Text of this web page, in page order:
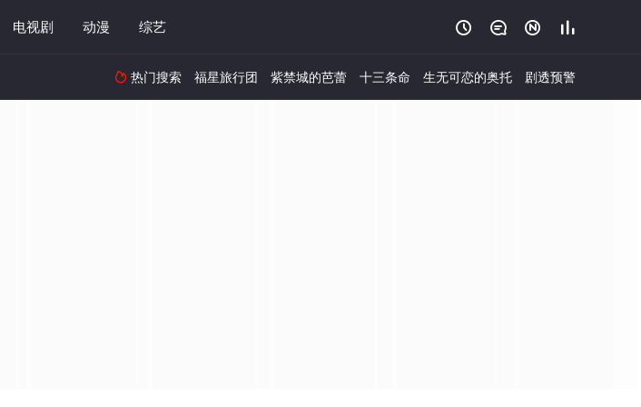
电视剧 动漫 综艺    
 热门搜索 福星旅行团 紫禁城的芭蕾 十三条命 生无可恋的奥托 剧透预警